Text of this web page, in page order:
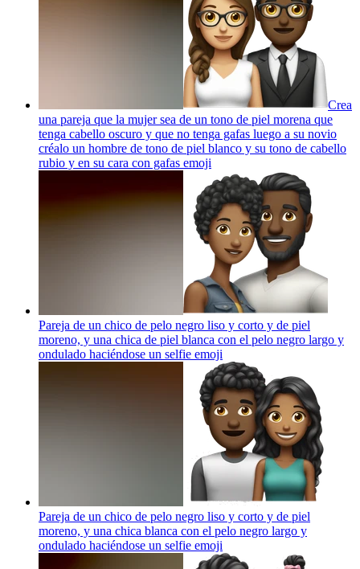
Crea
una pareja que la mujer sea de un tono de piel morena que
tenga cabello oscuro y que no tenga gafas luego a su novio
créalo un hombre de tono de piel blanco y su tono de cabello
rubio y en su cara con gafas emoji
Pareja de un chico de pelo negro liso y corto y de piel
moreno, y una chica de piel blanca con el pelo negro largo y
ondulado haciéndose un selfie emoji
Pareja de un chico de pelo negro liso y corto y de piel
moreno, y una chica blanca con el pelo negro largo y
ondulado haciéndose un selfie emoji